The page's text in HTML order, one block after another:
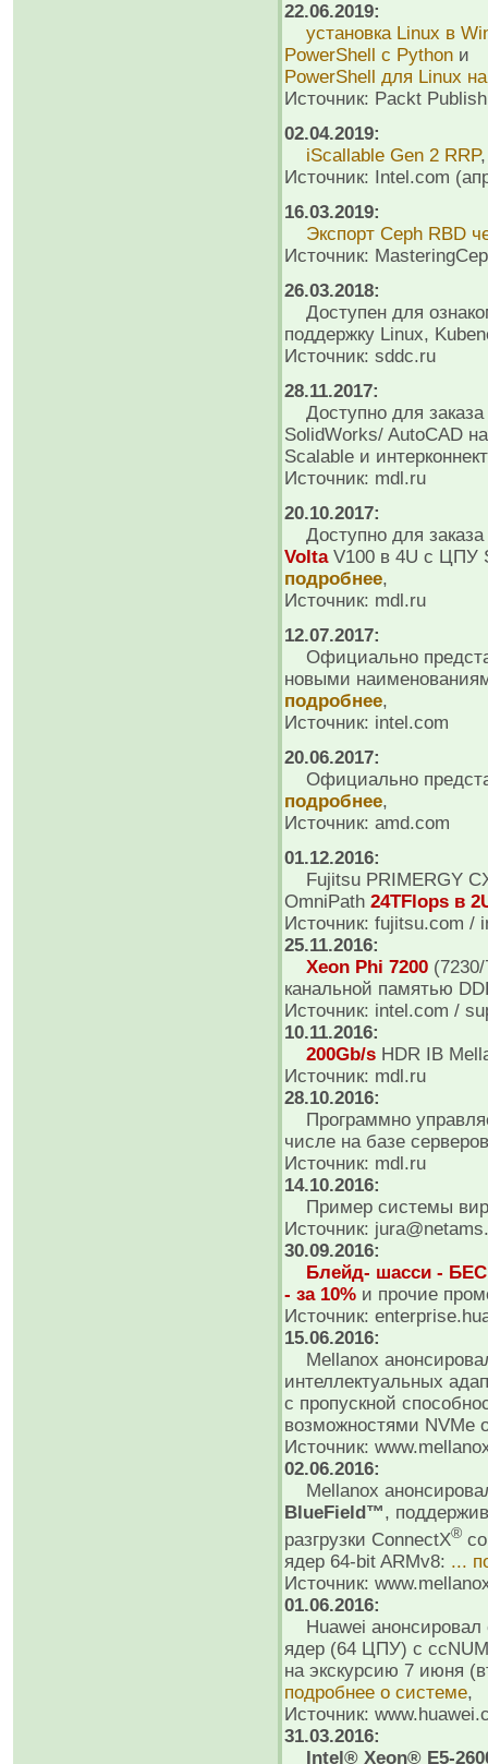
22.06.2019:
установка Linux в
PowerShell с Python и
PowerShell для Linux
Источник: Packt
02.04.2019:
iScallable Gen 2 RRP
Источник: Intel.com
16.03.2019:
Экспорт Ceph RBD
Источник:
26.03.2018:
Доступен для
поддержку Linux,
Источник: sddc.ru
28.11.2017:
Доступно для
SolidWorks/ AutoCAD
Scalable и
Источник: mdl.ru
20.10.2017:
Доступно для
VoltaV100 в 4U c ЦПУ
подробнее,
Источник: mdl.ru
12.07.2017:
Официально
новыми
подробнее,
Источник: intel.com
20.06.2017:
Официально
подробнее,
Источник: amd.com
01.12.2016:
Fujitsu PRIMERGY
OmniPath 24TFlops в
Источник: fujitsu.com /
25.11.2016:
Xeon Phi 7200
канальной памятью
Источник: intel.com /
10.11.2016:
200Gb/s HDR IB
Источник: mdl.ru
28.10.2016:
Программно
числе на базе
Источник: mdl.ru
14.10.2016:
Пример системы
Источник:
30.09.2016:
Блейд- шасси -
- за 10% и прочие
Источник:
15.06.2016:
Mellanox
интеллектуальных
с пропускной
возможностями NVMe
Источник:
02.06.2016:
Mellanox
BlueField™,
разгрузки ConnectX®
ядер 64-bit ARMv8: ...
Источник:
01.06.2016:
Huawei анонсировал
ядер (64 ЦПУ) с
на экскурсию 7 июня
подробнее о системе,
Источник:
31.03.2016:
Intel® Xeon® E5-